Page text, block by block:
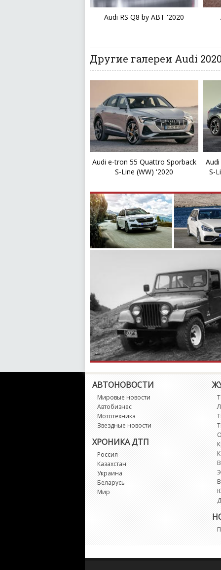
Audi RS Q8 by ABT '2020
Другие галереи Audi
Audi e-tron 55 Quattro Sporback
S-Line (WW) '2020
S-
АВТОНОВОСТИ
Мировые новости
Автобизнес
Мототехника
Звездные новости
ХРОНИКА ДТП
Россия
Казахстан
Украина
Беларусь
Мир